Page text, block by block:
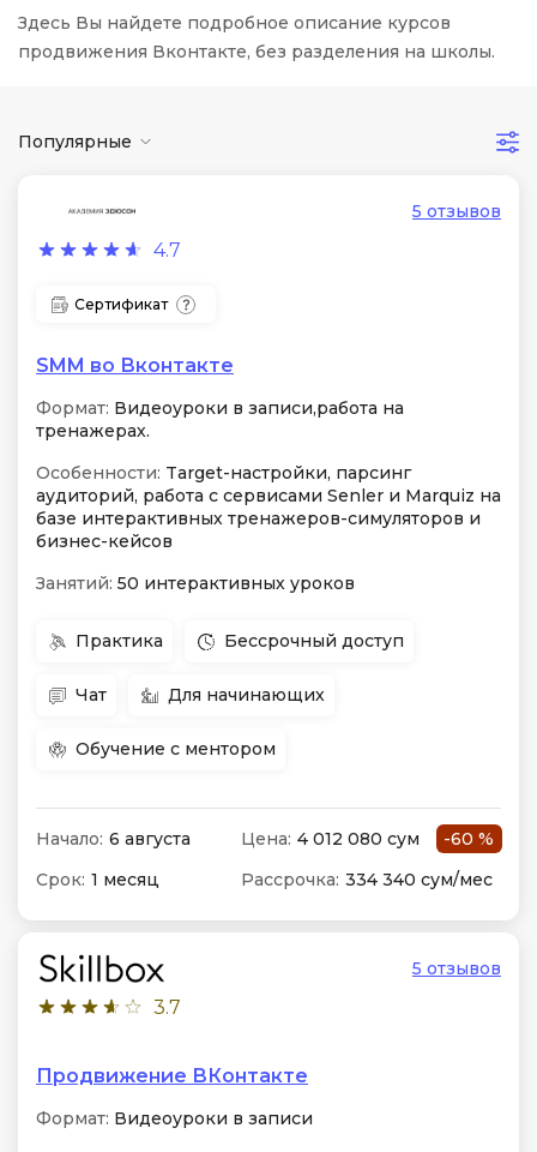
Здесь Вы найдете подробное описание курсов
продвижения Вконтакте, без разделения на школы.
Популярные
4.7
5 отзывов
Сертификат
SMM во Вконтакте
Формат: Видеоуроки в записи,работа на
тренажерах.
Особенности: Target-настройки, парсинг
аудиторий, работа с сервисами Senler и Marquiz на
базе интерактивных тренажеров-симуляторов и
бизнес-кейсов
Занятий: 50 интерактивных уроков
Практика Бессрочный доступ
Чат Для начинающих
Обучение с ментором
Начало: 6 августа Цена: 4 012 080 сум
-60 %
Срок: 1 месяц Рассрочка: 334 340 сум/мес
3.7
5 отзывов
Продвижение ВКонтакте
Формат: Видеоуроки в записи